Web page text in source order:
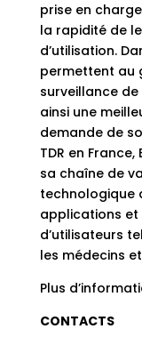
prise en
la rapidité de
d’utilisation.
permettent au
surveillance
ainsi une
demande de
TDR en
sa chaîne de
technologique
applications
d’utilisateurs
les médecins
Plus
CONTACTS